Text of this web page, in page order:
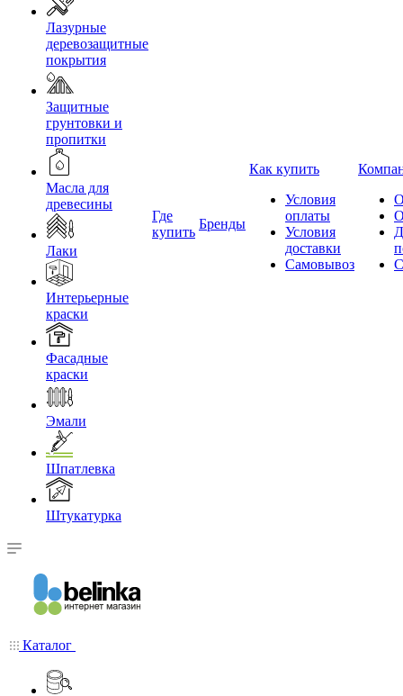
Лазурные
деревозащитные
покрытия
Защитные
грунтовки и
пропитки
Масла для
древесины
Лаки
Интерьерные
краски
Фасадные
краски
Эмали
Шпатлевка
Штукатурка
Где
купить
Бренды
Как купить
Условия
оплаты
Условия
доставки
Самовывоз
Каталог